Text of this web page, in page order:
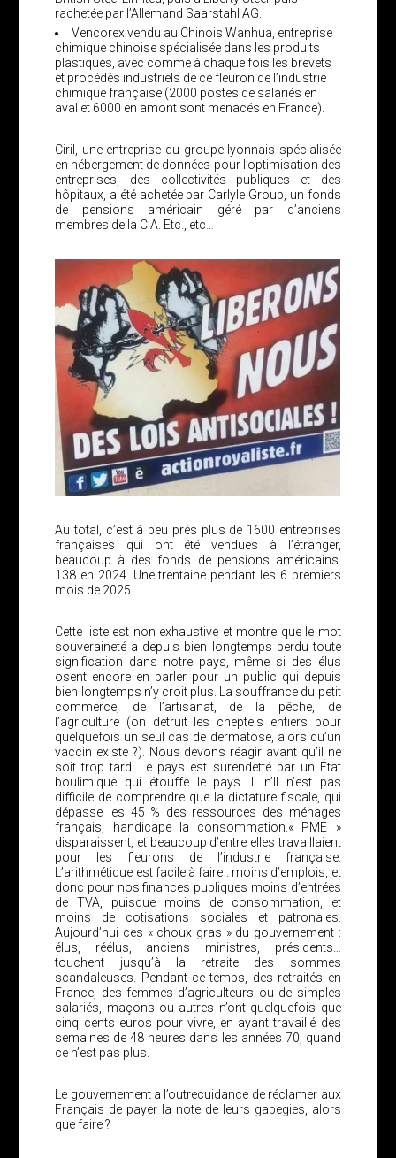
rachetée par l’Allemand Saarstahl AG.
Vencorex vendu au Chinois Wanhua, entreprise
chimique chinoise spécialisée dans les produits
plastiques, avec comme à chaque fois les brevets
et procédés industriels de ce fleuron de l’industrie
chimique française (2000 postes de salariés en
aval et 6000 en amont sont menacés en France).
Ciril, une entreprise du groupe lyonnais spécialisée
en hébergement de données pour l’optimisation des
entreprises, des collectivités publiques et des
hôpitaux, a été achetée par Carlyle Group, un fonds
de pensions américain géré par d’anciens
membres de la CIA. Etc., etc…
Au total, c’est à peu près plus de 1600 entreprises
françaises qui ont été vendues à l’étranger,
beaucoup à des fonds de pensions américains.
138 en 2024. Une trentaine pendant les 6 premiers
mois de 2025…
Cette liste est non exhaustive et montre que le mot
souveraineté a depuis bien longtemps perdu toute
signification dans notre pays, même si des élus
osent encore en parler pour un public qui depuis
bien longtemps n’y croit plus. La souffrance du petit
commerce, de l’artisanat, de la pêche, de
l’agriculture (on détruit les cheptels entiers pour
quelquefois un seul cas de dermatose, alors qu’un
vaccin existe ?). Nous devons réagir avant qu’il ne
soit trop tard. Le pays est surendetté par un État
boulimique qui étouffe le pays. Il n’Il n’est pas
difficile de comprendre que la dictature fiscale, qui
dépasse les 45 % des ressources des ménages
français, handicape la consommation.« PME »
disparaissent, et beaucoup d’entre elles travaillaient
pour les fleurons de l’industrie française.
L’arithmétique est facile à faire : moins d’emplois, et
donc pour nos finances publiques moins d’entrées
de TVA, puisque moins de consommation, et
moins de cotisations sociales et patronales.
Aujourd’hui ces « choux gras » du gouvernement :
élus, réélus, anciens ministres, présidents…
touchent jusqu’à la retraite des sommes
scandaleuses. Pendant ce temps, des retraités en
France, des femmes d’agriculteurs ou de simples
salariés, maçons ou autres n’ont quelquefois que
cinq cents euros pour vivre, en ayant travaillé des
semaines de 48 heures dans les années 70, quand
ce n’est pas plus.
Le gouvernement a l’outrecuidance de réclamer aux
Français de payer la note de leurs gabegies, alors
que faire ?